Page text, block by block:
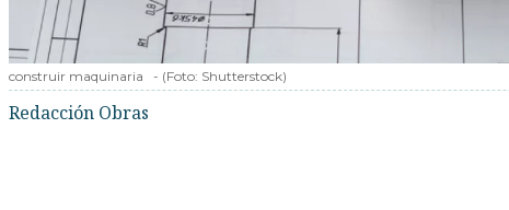
construir maquinaria - (Foto: Shutterstock)
Redacción Obras